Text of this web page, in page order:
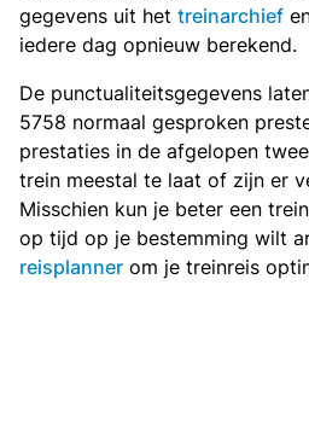
gegevens uit het treinarchief
iedere dag opnieuw berekend.
De punctualiteitsgegevens
5758 normaal gesproken
prestaties in de afgelopen twee
trein meestal te laat of zijn er
Misschien kun je beter een trein
op tijd op je bestemming wilt
reisplanner om je treinreis